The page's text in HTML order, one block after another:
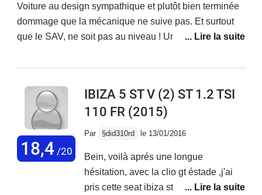
Voiture au design sympathique et plutôt bien terminée
dommage que la mécanique ne suive pas. Et surtout
que le SAV, ne soit pas au niveau ! Un problème et
vous n'avez plus de véhicule ne comptez pas sur Seat
proposition de prise en charge à hauteur de 70% de la
panne qui s'apparente à un vice caché. SEAT (groupe
VW) fait trainer et si vous êtes pris à la gorge vous
cédez ...
18,4/20
IBIZA 5 ST V (2) ST 1.2 TSI
110 FR (2015)
Par §did310rd le 13/01/2016
Bein, voilà aprés une longue
hésitation, avec la clio gt éstade ,j'ai
pris cette seat ibiza st 1.2 tsi 110 fr,et je